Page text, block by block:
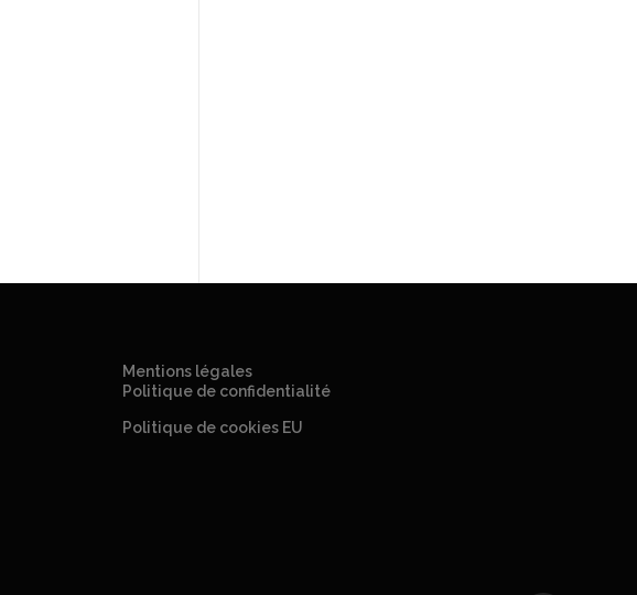
Mentions légales
Politique de confidentialité
Politique de cookies EU